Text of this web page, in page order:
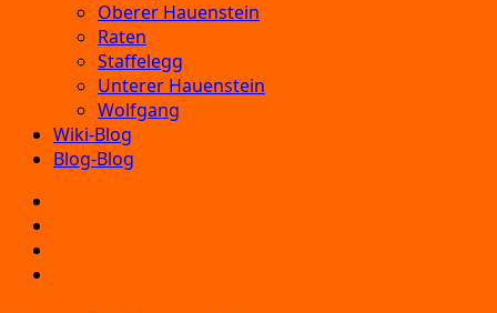
Oberer Hauenstein
Raten
Staffelegg
Unterer Hauenstein
Wolfgang
Wiki-Blog
Blog-Blog